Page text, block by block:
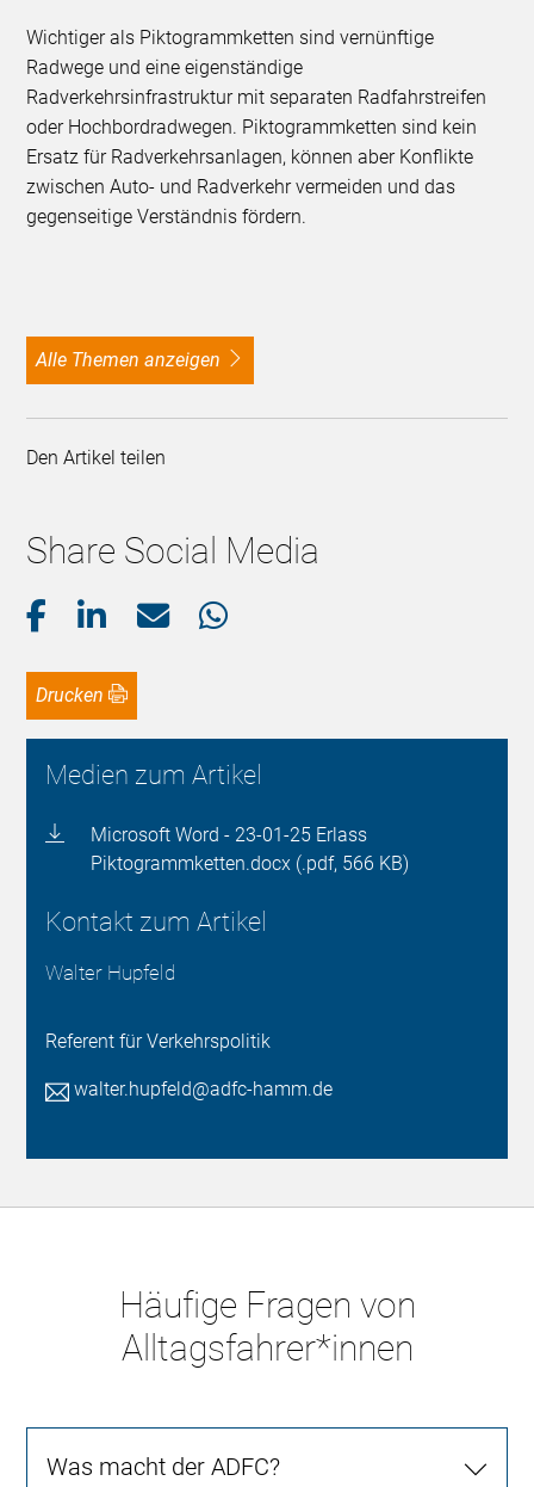
Wichtiger als Piktogrammketten sind vernünftige
Radwege und eine eigenständige
Radverkehrsinfrastruktur mit separaten Radfahrstreifen
oder Hochbordradwegen. Piktogrammketten sind kein
Ersatz für Radverkehrsanlagen, können aber Konflikte
zwischen Auto- und Radverkehr vermeiden und das
gegenseitige Verständnis fördern.
alle Themen anzeigen
Den Artikel teilen
Share Social Media
Drucken
Medien zum Artikel
Microsoft Word - 23-01-25 Erlass
Piktogrammketten.docx (.pdf, 566 KB)
Kontakt zum Artikel
Walter Hupfeld
Referent für Verkehrspolitik
walter.hupfeld@adfc-hamm.de
Häufige Fragen von
Alltagsfahrer*innen
Was macht der ADFC?